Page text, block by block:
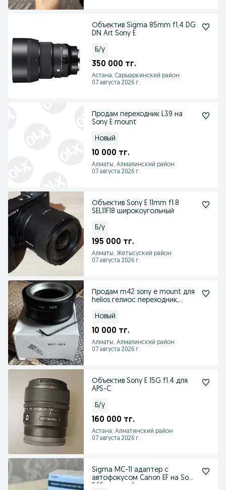
Объектив Sigma 85mm f1.4 DG
DN Art Sony E
Б/у
350 000 тг.
Астана, Сарыаркинский район
07 августа 2026 г.
Продам переходник L39 на
Sony E mount
Новый
10 000 тг.
Алматы, Алмалинский район
07 августа 2026 г.
Объектив Sony E 11mm f1.8
SEL11F18 широкоугольный
Б/у
195 000 тг.
Алматы, Жетысуский район
07 августа 2026 г.
Продам m42 sony e mount для
helios гелиос переходник,
Новый
10 000 тг.
Алматы, Алмалинский район
07 августа 2026 г.
Объектив Sony E 15G f1.4 для
APS-C
Б/у
160 000 тг.
Астана, Алматинский район
07 августа 2026 г.
Sigma MC-11 адаптер с
автофокусом Canon EF на Sony